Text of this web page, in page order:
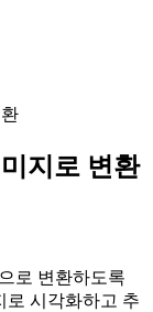
지로 변환
로 변환하도록
로 시각화하고 추